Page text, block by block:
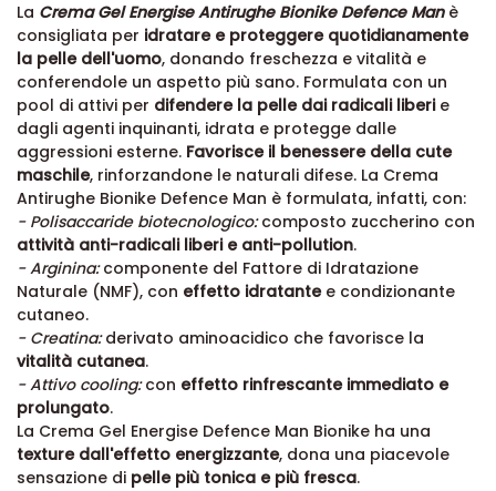
La Crema Gel Energise Antirughe Bionike Defence Manè
consigliata per idratare e proteggere quotidianamente
la pelle dell'uomo, donando freschezza e vitalità e
conferendole un aspetto più sano. Formulata con un
pool di attivi per difendere la pelle dai radicali liberie
dagli agenti inquinanti, idrata e protegge dalle
aggressioni esterne. Favorisce il benessere della cute
maschile, rinforzandone le naturali difese. La Crema
Antirughe Bionike Defence Man è formulata, infatti, con:
- Polisaccaride biotecnologico:composto zuccherino con
attività anti-radicali liberi e anti-pollution.
- Arginina:componente del Fattore di Idratazione
Naturale (NMF), con effetto idratantee condizionante
cutaneo.
- Creatina:derivato aminoacidico che favorisce la
vitalità cutanea.
- Attivo cooling:con effetto rinfrescante immediato e
prolungato.
La Crema Gel Energise Defence Man Bionike ha una
texture dall'effetto energizzante, dona una piacevole
sensazione di pelle più tonica e più fresca.